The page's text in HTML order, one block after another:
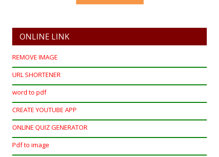
ONLINE LINK
REMOVE IMAGE
URL SHORTENER
word to pdf
CREATE YOUTUBE APP
ONLINE QUIZ GENERATOR
Pdf to image